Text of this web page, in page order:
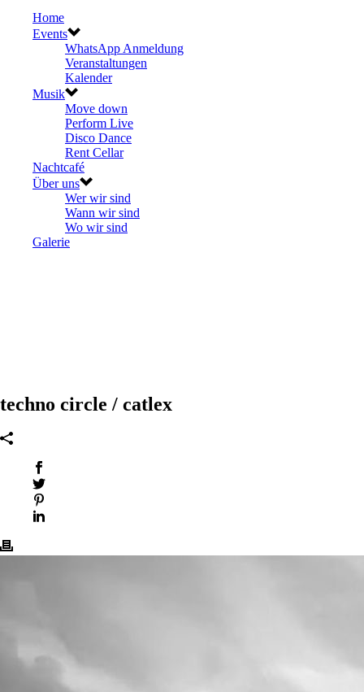
Home
Events
WhatsApp Anmeldung
Veranstaltungen
Kalender
Musik
Move down
Perform Live
Disco Dance
Rent Cellar
Nachtcafé
Über uns
Wer wir sind
Wann wir sind
Wo wir sind
Galerie
techno circle / catlex